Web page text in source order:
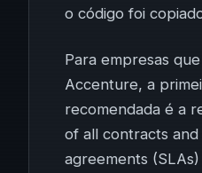
o código foi
Para empresas
Accenture, a
recomendada é a
of all contracts
agreements